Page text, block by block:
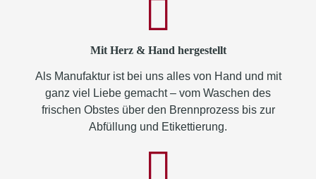
Mit Herz & Hand hergestellt
Als Manufaktur ist bei uns alles von Hand und mit
ganz viel Liebe gemacht – vom Waschen des
frischen Obstes über den Brennprozess bis zur
Abfüllung und Etikettierung.